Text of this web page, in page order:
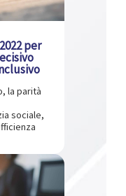
per
la parità
sociale,